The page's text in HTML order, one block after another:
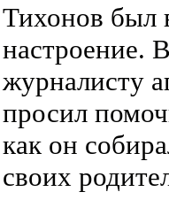
Тихонов был
настроение.
журналисту
просил
как он
своих